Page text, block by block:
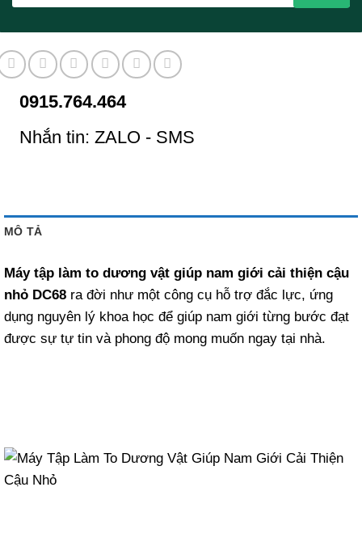
0915.764.464
Nhắn tin: ZALO - SMS
MÔ TẢ
Máy tập làm to dương vật giúp nam giới cải thiện cậu
nhỏ DC68 ra đời như một công cụ hỗ trợ đắc lực, ứng
dụng nguyên lý khoa học để giúp nam giới từng bước đạt
được sự tự tin và phong độ mong muốn ngay tại nhà.